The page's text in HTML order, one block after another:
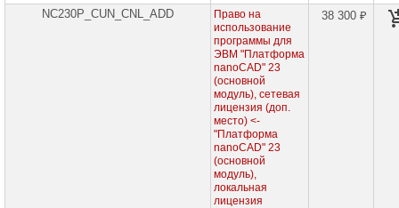
ПО
NC230P_CUN_CNL_ADD
Право на
использование
программы для
ЭВМ "Платформа
nanoCAD" 23
(основной
модуль), сетевая
лицензия (доп.
место) <-
"Платформа
nanoCAD" 23
(основной
модуль),
локальная
лицензия
38 300 ₽